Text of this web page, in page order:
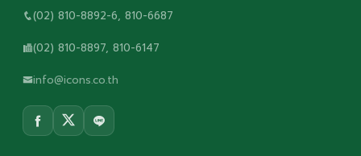
(02) 810-8892-6, 810-6687
(02) 810-8897, 810-6147
info@icons.co.th